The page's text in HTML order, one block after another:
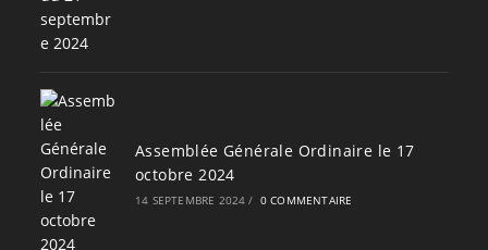
Assemblée Générale Ordinaire le 17
octobre 2024
14 SEPTEMBRE 2024 / 0 COMMENTAIRE